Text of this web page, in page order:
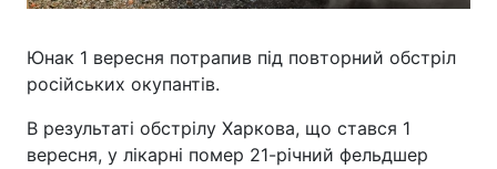
Юнак 1 вересня потрапив під повторний обстріл
російських окупантів.
В результаті обстрілу Харкова, що стався 1
вересня, у лікарні помер 21-річний фельдшер